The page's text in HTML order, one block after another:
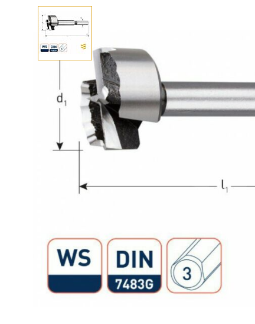
Afhalen? Kom gerust langs
Selecteer afmetingen
Selecteer de gewenste afmetingen
Productomschrijving